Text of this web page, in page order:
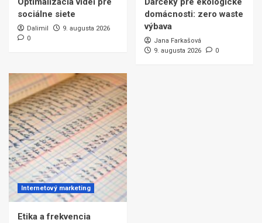
sociálne siete
Dalimil
9. augusta 2026
0
domácnosti: zero waste
výbava
Jana Farkašová
9. augusta 2026
0
Internetový marketing
Etika a frekvencia